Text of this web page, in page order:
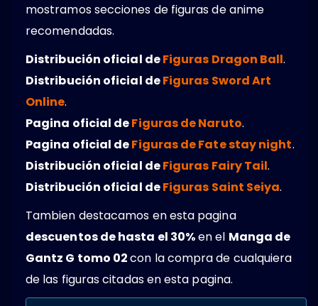
mostramos secciones de figuras de anime
recomendadas.
Distribución oficial deFiguras Dragon Ball.
Distribución oficial deFiguras Sword Art
Online.
Pagina oficial deFiguras de Naruto.
Pagina oficial deFiguras de Fate stay night.
Distribución oficial deFiguras Fairy Tail.
Distribución oficial deFiguras Saint Seiya.
Tambien destacamos en esta pagina
descuentos de hasta el 30%en el Manga de
Gantz G tomo 02con la compra de cualquiera
de las figuras citadas en esta pagina.